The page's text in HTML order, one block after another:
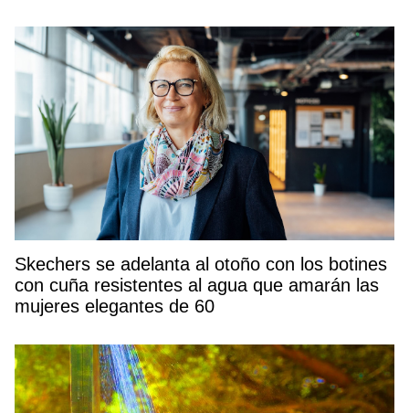
Skechers se adelanta al otoño con los botines
con cuña resistentes al agua que amarán las
mujeres elegantes de 60